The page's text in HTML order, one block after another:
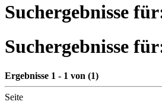
Suchergebnisse
Suchergebnisse
Ergebnisse 1 - 1 von (1)
Seite